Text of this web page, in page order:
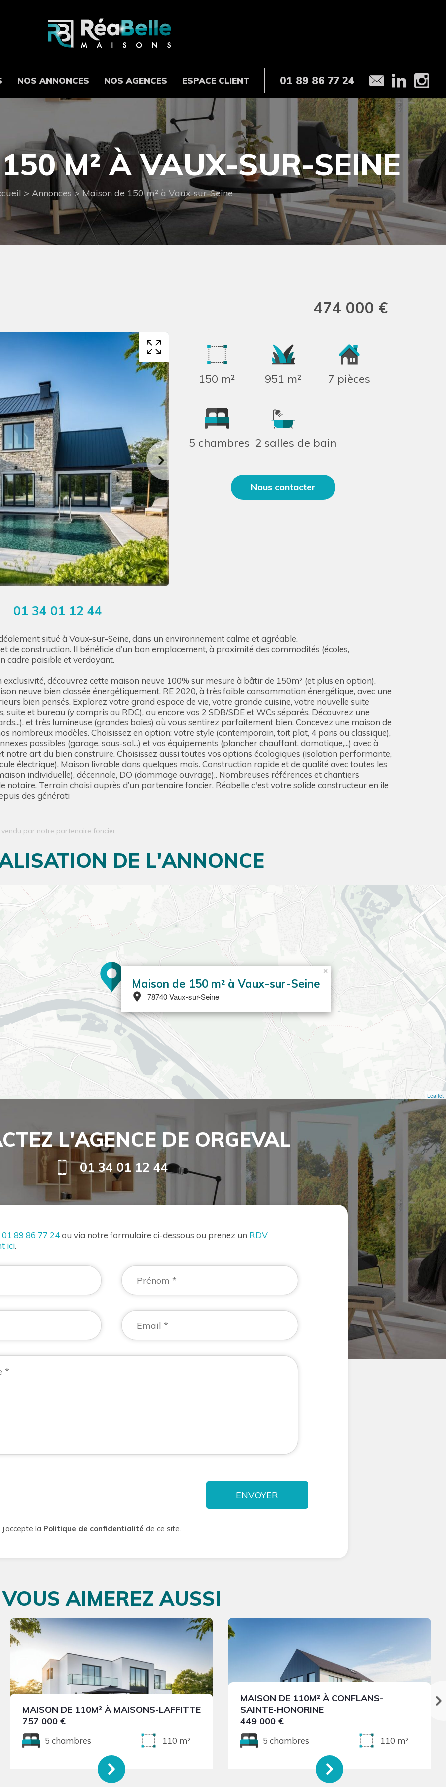
NOS ANNONCES NOS AGENCES ESPACE CLIENT 01 89 86 77 24
M² À VAUX-SUR-SEINE
> Annonces>Maison de 150 m² à Vaux-sur-Seine
474 000 €
150 m² 951 m² 7 pièces
5 chambres 2 salles de bain
Nous contacter
01 34 01 12 44
situé à Vaux-sur-Seine, dans un environnement calme et agréable.
construction. Il bénéficie d’un bon emplacement, à proximité des commodités (écoles,
cadre paisible et verdoyant.
découvrez cette maison neuve 100% sur mesure à bâtir de 150m² (et plus en option).
neuve bien classée énergétiquement, RE 2020, à très faible consommation énergétique, avec une
bien pensés. Explorez votre grand espace de vie, votre grande cuisine, votre nouvelle suite
suite et bureau (y compris au RDC), ou encore vos 2 SDB/SDE et WCs séparés. Découvrez une
et très lumineuse (grandes baies) où vous sentirez parfaitement bien. Concevez une maison de
nombreux modèles. Choisissez en option: votre style (contemporain, toit plat, 4 pans ou classique),
possibles (garage, sous-sol...) et vos équipements (plancher chauffant, domotique,...) avec à
notre art du bien construire. Choisissez aussi toutes vos options écologiques (isolation performante,
électrique). Maison livrable dans quelques mois. Construction rapide et de qualité avec toutes les
individuelle), décennale, DO (dommage ouvrage),. Nombreuses références et chantiers
notaire. Terrain choisi auprès d’un partenaire foncier. Réabelle c'est votre solide constructeur en ile
des générati
par notre partenaire foncier.
DE L'ANNONCE
Maison de 150 m² à Vaux-sur-Seine
78740 Vaux-sur-Seine
×
Leaflet
L'AGENCE DE ORGEVAL
01 34 01 12 44
01 89 86 77 24ou via notre formulaire ci-dessous ou prenez un RDV
ici.
la Politique de confidentialité de ce site.
VOUS AIMEREZ AUSSI
MAISON DE 110M² À MAISONS-LAFFITTE
757 000 €
5 chambres 110 m²
MAISON DE 110M² À CONFLANS-
SAINTE-HONORINE
449 000 €
5 chambres 110 m²